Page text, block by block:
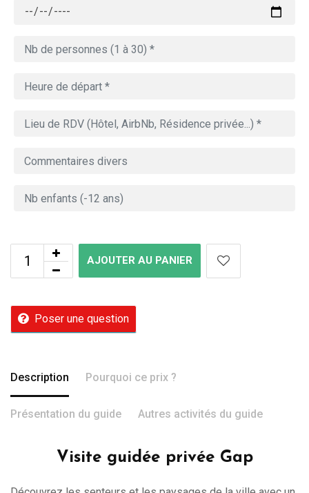
AJOUTER AU PANIER
Poser une question
Description Pourquoi ce prix ?
Présentation du guide Autres activités du guide
Visite guidée privée Gap